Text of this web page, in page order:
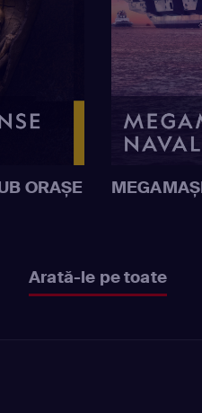
ORAȘE
Arată-le pe toate